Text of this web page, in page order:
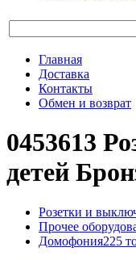
Главная
Доставка
Контакты
Обмен и возврат
0453613
детей
Розетки и
Прочее
Домофония225